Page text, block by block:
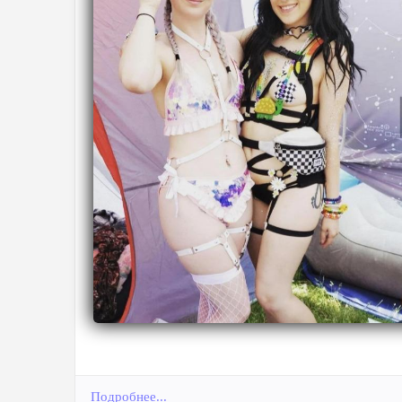
Подробнее...